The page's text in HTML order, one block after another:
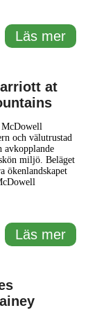
är en av de
erbjuder
aktiviteter för
har... Läs mer
Läs mer
at
McDowell
och välutrustad
avkopplande
miljö. Beläget
ökenlandskapet
i
en rad
utrustade med
att säkerställa...
Läs mer